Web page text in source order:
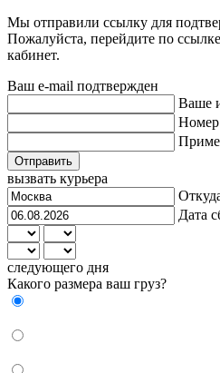
Мы отправили ссылку для
Пожалуйста, перейдите по
кабинет.
Ваш e-mail подтвержден
Ваше
Номер
Отправить
вызвать курьера
Дата
следующего дня
Какого размера ваш груз?